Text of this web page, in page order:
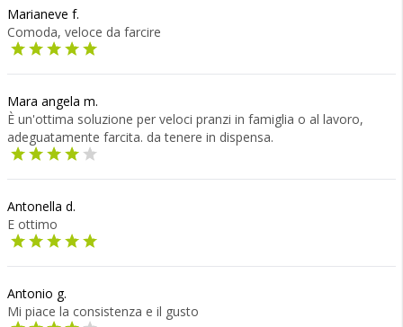
Marianeve f.
Comoda, veloce da farcire
Mara angela m.
È un'ottima soluzione per veloci pranzi in famiglia o al lavoro,
adeguatamente farcita. da tenere in dispensa.
Antonella d.
E ottimo
Antonio g.
Mi piace la consistenza e il gusto